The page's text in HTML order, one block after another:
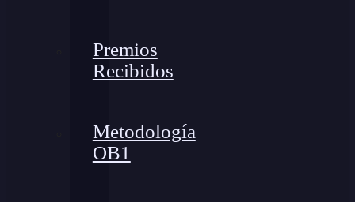
Premios
Recibidos
Metodología
OB1